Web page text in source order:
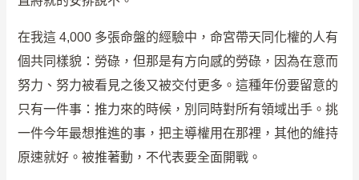
在我這 4,000 多張命盤的經驗中，命宮帶天同化權的人有
個共同樣貌：勞碌，但那是有方向感的勞碌，因為在意而
努力、努力被看見之後又被交付更多。這種年份要留意的
只有一件事：推力來的時候，別同時對所有領域出手。挑
一件今年最想推進的事，把主導權用在那裡，其他的維持
原速就好。被推著動，不代表要全面開戰。